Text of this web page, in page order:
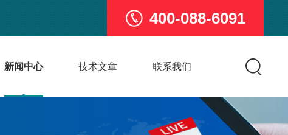
400-088-6091
新闻中心 技术文章 联系我们